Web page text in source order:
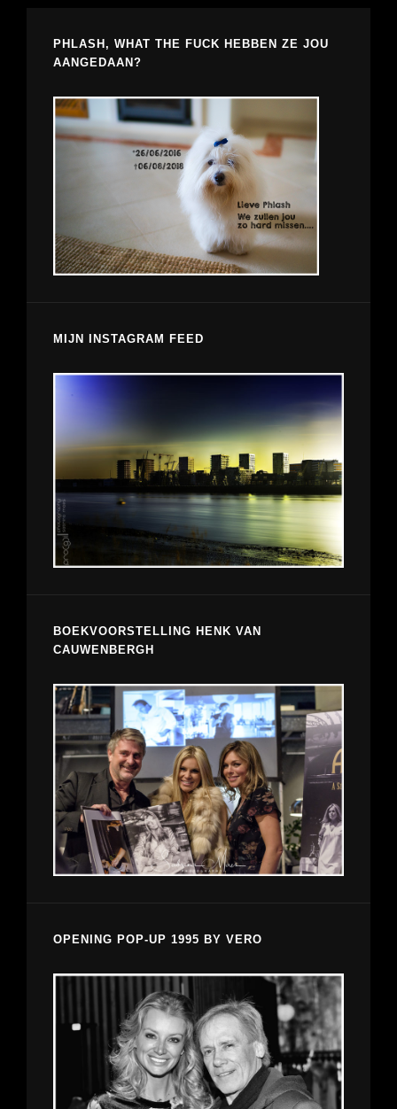
PHLASH, WHAT THE FUCK HEBBEN ZE JOU
AANGEDAAN?
MIJN INSTAGRAM FEED
BOEKVOORSTELLING HENK VAN
CAUWENBERGH
OPENING POP-UP 1995 BY VERO